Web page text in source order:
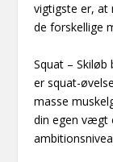
vigtigste er,
de forskellige
Squat –
er squat-
masse
din egen vægt